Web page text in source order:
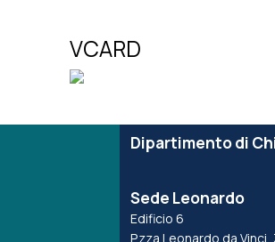
VCARD
Dipartimento di
Sede Leonardo
Edificio 6
P.zza Leonardo da Vinci,